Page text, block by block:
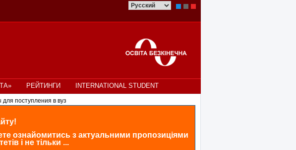
РЕЙТИНГИ INTERNATIONAL STUDENT
поступления в вуз
ознайомитись з актуальними пропозиціями
і не тільки ...